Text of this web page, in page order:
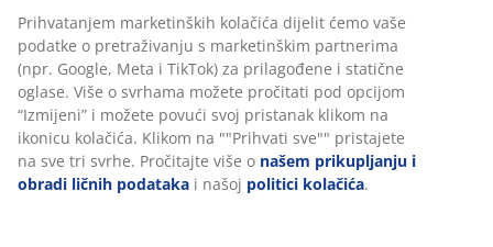
Prihvatanjem marketinških kolačića dijelit ćemo vaše
podatke o pretraživanju s marketinškim partnerima
(npr. Google, Meta i TikTok) za prilagođene i statične
oglase. Više o svrhama možete pročitati pod opcijom
“Izmijeni” i možete povući svoj pristanak klikom na
ikonicu kolačića. Klikom na ""Prihvati sve"" pristajete
na sve tri svrhe. Pročitajte više o našem prikupljanju i
obradi ličnih podataka i našoj politici kolačića.